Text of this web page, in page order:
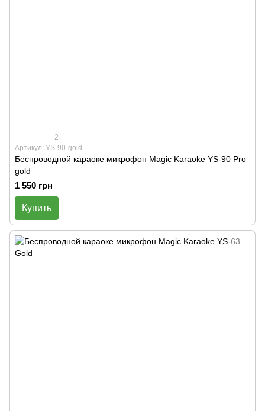
2
Артикул: YS-90-gold
Беспроводной караоке микрофон Magic Karaoke YS-90 Pro
gold
1 550 грн
Купить